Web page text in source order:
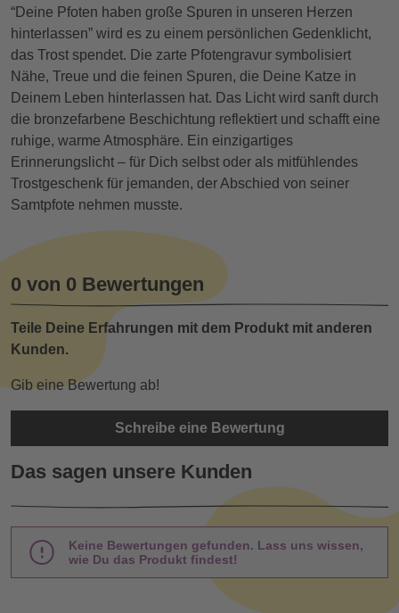
“Deine Pfoten haben große Spuren in unseren Herzen
hinterlassen” wird es zu einem persönlichen Gedenklicht,
das Trost spendet. Die zarte Pfotengravur symbolisiert
Nähe, Treue und die feinen Spuren, die Deine Katze in
Deinem Leben hinterlassen hat. Das Licht wird sanft durch
die bronzefarbene Beschichtung reflektiert und schafft eine
ruhige, warme Atmosphäre. Ein einzigartiges
Erinnerungslicht – für Dich selbst oder als mitfühlendes
Trostgeschenk für jemanden, der Abschied von seiner
Samtpfote nehmen musste.
0 von 0 Bewertungen
Teile Deine Erfahrungen mit dem Produkt mit anderen
Kunden.
Gib eine Bewertung ab!
Schreibe eine Bewertung
Das sagen unsere Kunden
Keine Bewertungen gefunden. Lass uns wissen,
wie Du das Produkt findest!